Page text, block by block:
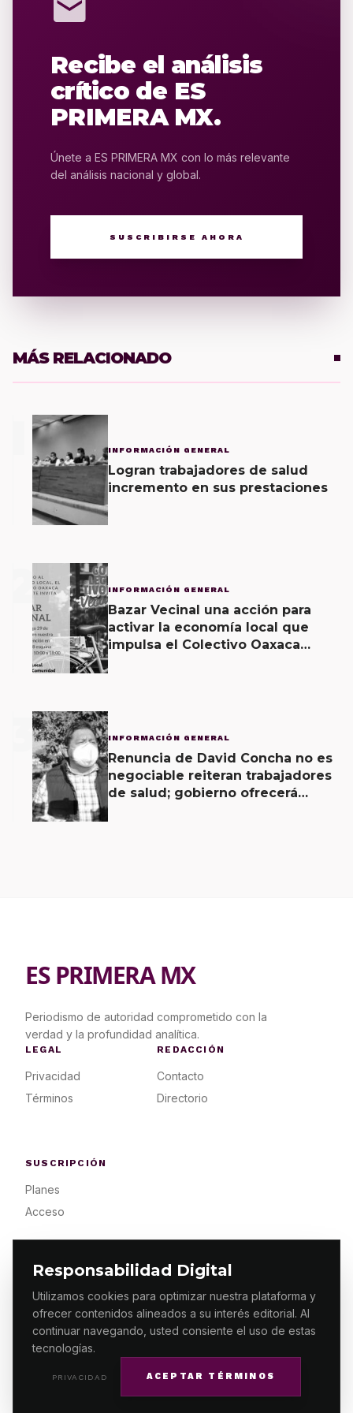
Responsabilidad Digital
Utilizamos cookies para optimizar nuestra plataforma y
ofrecer contenidos alineados a su interés editorial. Al
continuar navegando, usted consiente el uso de estas
tecnologías.
PRIVACIDAD ACEPTAR TÉRMINOS
mail
Recibe el análisis
crítico de ES
PRIMERA MX.
Únete a ES PRIMERA MX con lo más relevante
del análisis nacional y global.
SUSCRIBIRSE AHORA
MÁS RELACIONADO
INFORMACIÓN GENERAL
Logran trabajadores de salud
incremento en sus prestaciones
2 INFORMACIÓN GENERAL
Bazar Vecinal una acción para
activar la economía local que
impulsa el Colectivo Oaxaca
3 INFORMACIÓN GENERAL
Renuncia de David Concha no es
negociable reiteran trabajadores
de salud; gobierno ofrecerá
ES PRIMERA MX
Periodismo de autoridad comprometido con la
verdad y la profundidad analítica.
LEGAL
Privacidad
Términos
REDACCIÓN
Contacto
Directorio
SUSCRIPCIÓN
Planes
Acceso
© 2026 ES PRIMERA MX. ALGUNOS DERECHOS
RESERVADOS / DESIGNMAKING.MX